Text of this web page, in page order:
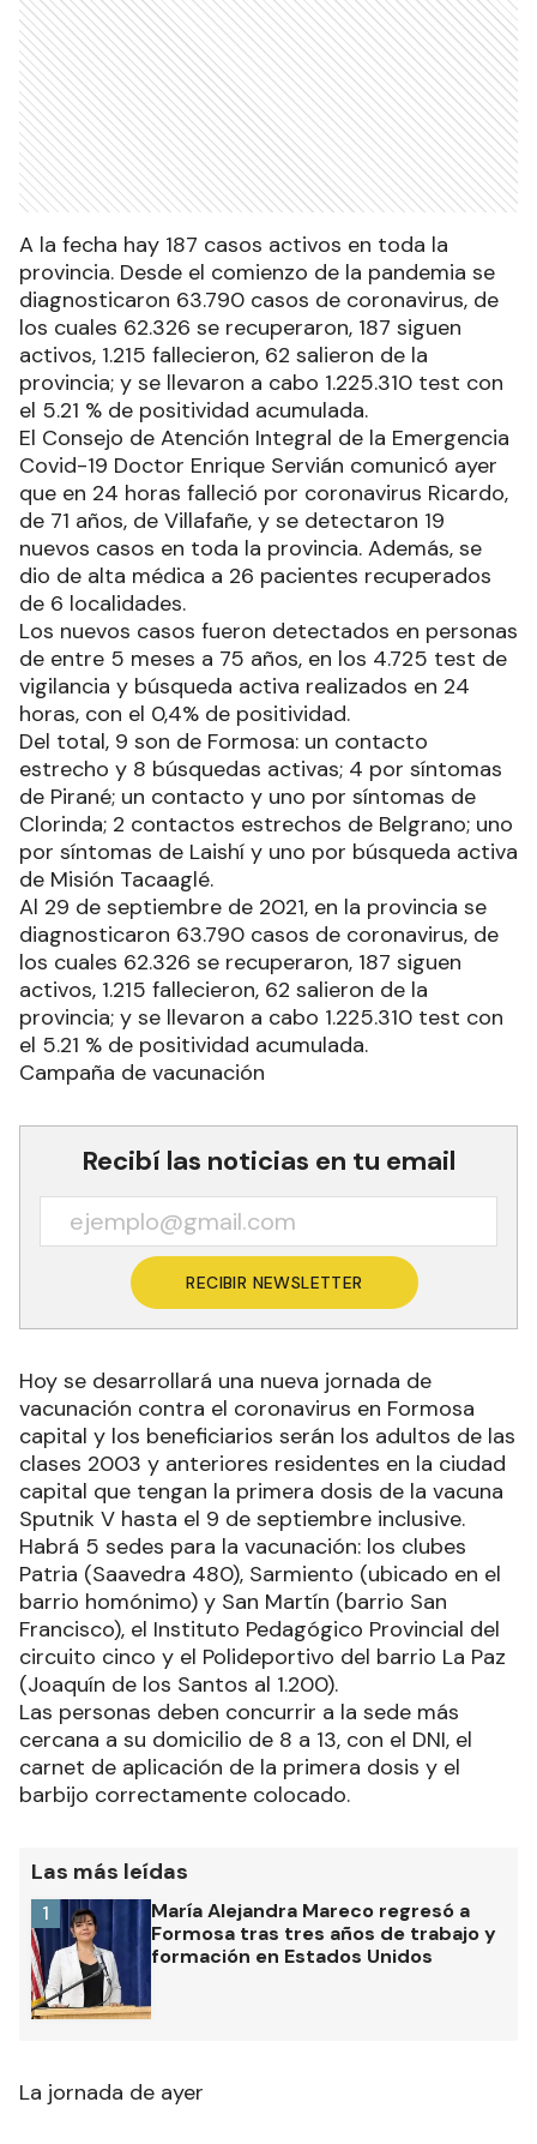
A la fecha hay 187 casos activos en toda la
provincia. Desde el comienzo de la pandemia se
diagnosticaron 63.790 casos de coronavirus, de
los cuales 62.326 se recuperaron, 187 siguen
activos, 1.215 fallecieron, 62 salieron de la
provincia; y se llevaron a cabo 1.225.310 test con
el 5.21 % de positividad acumulada.
El Consejo de Atención Integral de la Emergencia
Covid-19 Doctor Enrique Servián comunicó ayer
que en 24 horas falleció por coronavirus Ricardo,
de 71 años, de Villafañe, y se detectaron 19
nuevos casos en toda la provincia. Además, se
dio de alta médica a 26 pacientes recuperados
de 6 localidades.
Los nuevos casos fueron detectados en personas
de entre 5 meses a 75 años, en los 4.725 test de
vigilancia y búsqueda activa realizados en 24
horas, con el 0,4% de positividad.
Del total, 9 son de Formosa: un contacto
estrecho y 8 búsquedas activas; 4 por síntomas
de Pirané; un contacto y uno por síntomas de
Clorinda; 2 contactos estrechos de Belgrano; uno
por síntomas de Laishí y uno por búsqueda activa
de Misión Tacaaglé.
Al 29 de septiembre de 2021, en la provincia se
diagnosticaron 63.790 casos de coronavirus, de
los cuales 62.326 se recuperaron, 187 siguen
activos, 1.215 fallecieron, 62 salieron de la
provincia; y se llevaron a cabo 1.225.310 test con
el 5.21 % de positividad acumulada.
Campaña de vacunación
Recibí las noticias en tu email
RECIBIR NEWSLETTER
Hoy se desarrollará una nueva jornada de
vacunación contra el coronavirus en Formosa
capital y los beneficiarios serán los adultos de las
clases 2003 y anteriores residentes en la ciudad
capital que tengan la primera dosis de la vacuna
Sputnik V hasta el 9 de septiembre inclusive.
Habrá 5 sedes para la vacunación: los clubes
Patria (Saavedra 480), Sarmiento (ubicado en el
barrio homónimo) y San Martín (barrio San
Francisco), el Instituto Pedagógico Provincial del
circuito cinco y el Polideportivo del barrio La Paz
(Joaquín de los Santos al 1.200).
Las personas deben concurrir a la sede más
cercana a su domicilio de 8 a 13, con el DNI, el
carnet de aplicación de la primera dosis y el
barbijo correctamente colocado.
Las más leídas
María Alejandra Mareco regresó a
Formosa tras tres años de trabajo y
formación en Estados Unidos
1
La jornada de ayer